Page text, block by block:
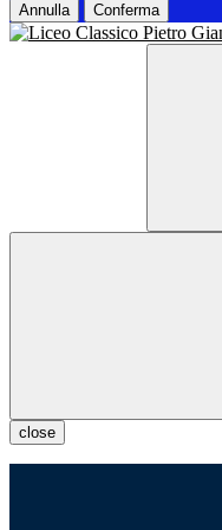
Annulla Conferma
close